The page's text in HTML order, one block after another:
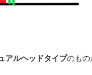
アルヘッドタイプのもの